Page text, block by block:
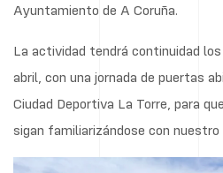
Ayuntamiento de A Coruña.
La actividad tendrá continuidad
abril, con una jornada de puertas
Ciudad Deportiva La Torre, para
sigan familiarizándose con nuestro